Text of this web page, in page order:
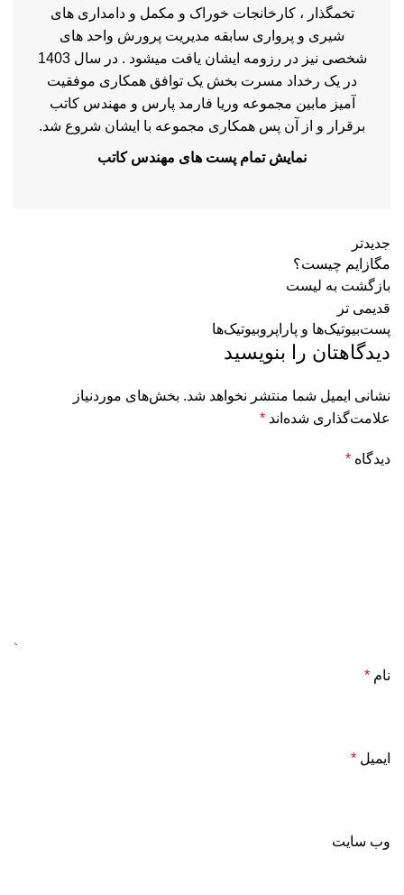
تخمگذار ، کارخانجات خوراک و مکمل و دامداری های
شیری و پرواری سابقه مدیریت پرورش واحد های
شخصی نیز در رزومه ایشان یافت میشود . در سال 1403
در یک رخداد مسرت بخش یک توافق همکاری موفقیت
آمیز مابین مجموعه وریا فارمد پارس و مهندس کاتب
برقرار و از آن پس همکاری مجموعه با ایشان شروع شد.
نمایش تمام پست های مهندس کاتب
جدیدتر
مگازایم چیست؟
بازگشت به لیست
قدیمی تر
پست‌بیوتیک‌ها و پاراپروبیوتیک‌ها
دیدگاهتان را بنویسید
نشانی ایمیل شما منتشر نخواهد شد. بخش‌های موردنیاز
علامت‌گذاری شده‌اند *
دیدگاه *
نام *
ایمیل *
وب‌ سایت